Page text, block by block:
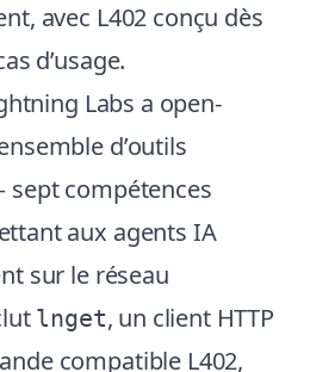
avec L402 conçu dès
d’usage.
Labs a open-
d’outils
compétences
aux agents IA
sur le réseau
lnget, un client HTTP
compatible L402,